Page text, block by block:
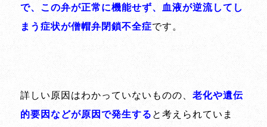
で、この弁が正常に機能せず、血液が逆流してし
まう症状が僧帽弁閉鎖不全症です。
詳しい原因はわかっていないものの、 老化や遺伝
的要因などが原因で発生する と考えられていま